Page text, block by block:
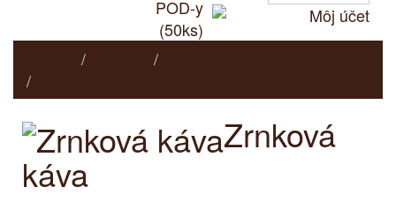
Môj účet
Zrnková
káva